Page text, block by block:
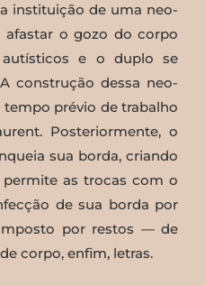
instituição de uma neo-
afastar o gozo do corpo
e o duplo se
construção dessa neo-
prévio de trabalho
Posteriormente, o
sua borda, criando
as trocas com o
de sua borda por
por restos — de
corpo, enfim, letras.